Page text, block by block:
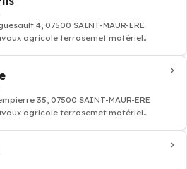
4, 07500 SAINT-MAUR-ERE
agricole terrasemet matériel
35, 07500 SAINT-MAUR-ERE
agricole terrasemet matériel